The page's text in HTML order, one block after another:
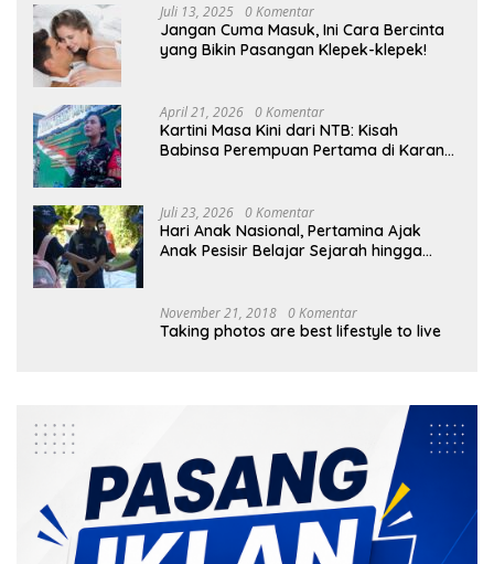
Juli 13, 2025 0 Komentar
Jangan Cuma Masuk, Ini Cara Bercinta
yang Bikin Pasangan Klepek-klepek!
April 21, 2026 0 Komentar
Kartini Masa Kini dari NTB: Kisah
Babinsa Perempuan Pertama di Karang
Juli 23, 2026 0 Komentar
Hari Anak Nasional, Pertamina Ajak
Anak Pesisir Belajar Sejarah hingga
November 21, 2018 0 Komentar
Taking photos are best lifestyle to live